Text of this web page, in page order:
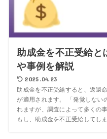
助成金を不正受給と
や事例を解説
2025.04.23
助成金を不正受給すると、返還
が適用されます。 「発覚しない
れますが、調査によって多くの
もし、助成金を不正受給してしま